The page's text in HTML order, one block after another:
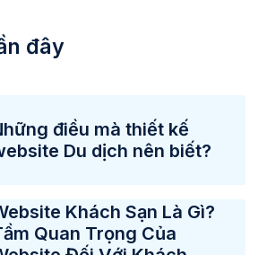
đây
điều mà thiết kế
Du dịch nên biết?
Khách Sạn Là Gì?
Quan Trọng Của